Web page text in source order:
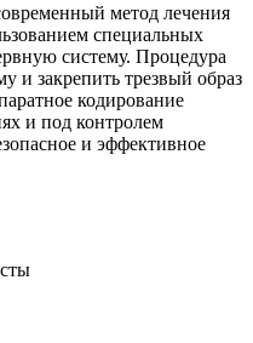
метод лечения
специальных
систему. Процедура
и закрепить трезвый образ
кодирование
и под контролем
и эффективное